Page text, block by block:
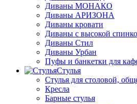
Диваны МОНАКО
Диваны АРИЗОНА
Диваны кровати
Диваны с высокой
Диваны Стил
Диваны Урбан
Пуфы и банкетки для
Стулья
Стулья для столовой,
Кресла
Барные стулья